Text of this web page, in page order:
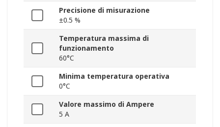
Precisione di misurazione
±0.5 %
Temperatura massima di
funzionamento
60°C
Minima temperatura operativa
0°C
Valore massimo di Ampere
5 A